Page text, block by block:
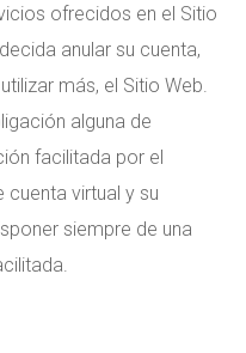
ofrecidos en el Sitio
anular su cuenta,
más, el Sitio Web.
alguna de
facilitada por el
cuenta virtual y su
siempre de una